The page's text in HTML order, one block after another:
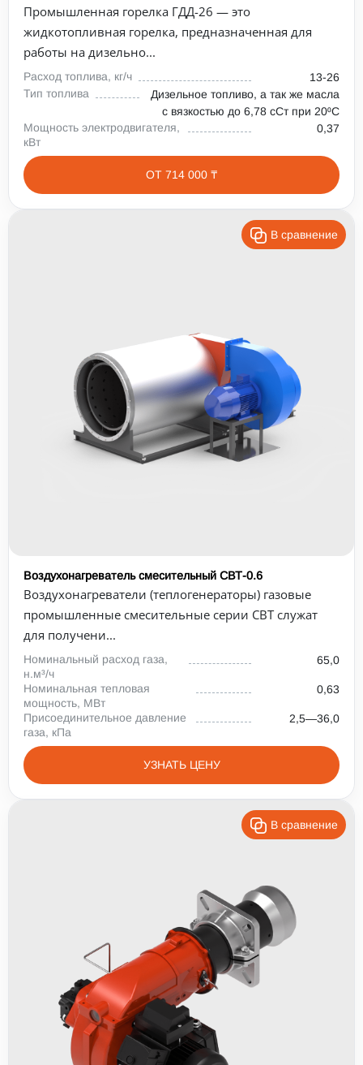
Промышленная горелка ГДД-26 — это
жидкотопливная горелка, предназначенная для
работы на дизельно...
Расход топлива, кг/ч
13-26
Тип топлива
Дизельное топливо, а так же масла
с вязкостью до 6,78 сСт при 20⁰С
Мощность электродвигателя,
кВт
0,37
ОТ 714 000 ₸
В сравнение
Воздухонагреватель смесительный СВТ-0.6
Воздухонагреватели (теплогенераторы) газовые
промышленные смесительные серии СВТ служат
для получени...
Номинальный расход газа,
н.м³/ч
65,0
Номинальная тепловая
мощность, МВт
0,63
Присоединительное давление
газа, кПа
2,5—36,0
УЗНАТЬ ЦЕНУ
В сравнение